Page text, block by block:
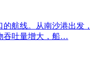
航线。从南沙港出
吞吐量增大，船…